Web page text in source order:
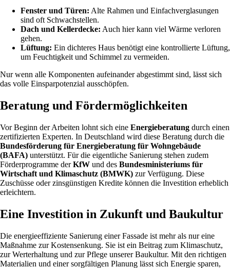
Fenster und Türen: Alte Rahmen und Einfachverglasungen
sind oft Schwachstellen.
Dach und Kellerdecke: Auch hier kann viel Wärme verloren
gehen.
Lüftung: Ein dichteres Haus benötigt eine kontrollierte Lüftung,
um Feuchtigkeit und Schimmel zu vermeiden.
Nur wenn alle Komponenten aufeinander abgestimmt sind, lässt sich
das volle Einsparpotenzial ausschöpfen.
Beratung und Fördermöglichkeiten
Vor Beginn der Arbeiten lohnt sich eine Energieberatung durch einen
zertifizierten Experten. In Deutschland wird diese Beratung durch die
Bundesförderung für Energieberatung für Wohngebäude
(BAFA) unterstützt. Für die eigentliche Sanierung stehen zudem
Förderprogramme derKfW und des Bundesministeriums für
Wirtschaft und Klimaschutz (BMWK) zur Verfügung. Diese
Zuschüsse oder zinsgünstigen Kredite können die Investition erheblich
erleichtern.
Eine Investition in Zukunft und Baukultur
Die energieeffiziente Sanierung einer Fassade ist mehr als nur eine
Maßnahme zur Kostensenkung. Sie ist ein Beitrag zum Klimaschutz,
zur Werterhaltung und zur Pflege unserer Baukultur. Mit den richtigen
Materialien und einer sorgfältigen Planung lässt sich Energie sparen,